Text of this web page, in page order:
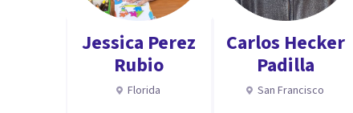
Jessica Perez
Rubio
Florida
Carlos Hecker
Padilla
San Francisco